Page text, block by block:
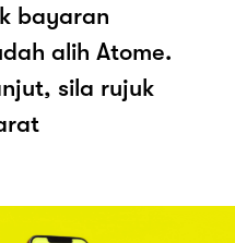
bayaran
alih Atome.
sila rujuk